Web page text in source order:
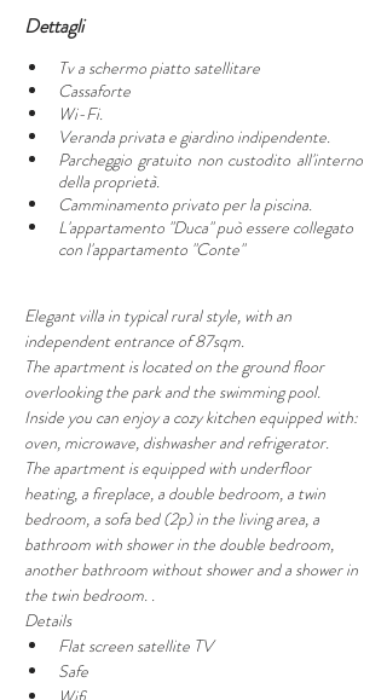
Dettagli
Tv a schermo piatto satellitare
Cassaforte
Wi-Fi.
Veranda privata e giardino indipendente.
Parcheggio gratuito non custodito all'interno
della proprietà.
Camminamento privato per la piscina.
L'appartamento "Duca" può essere collegato
con l'appartamento "Conte"
Elegant villa in typical rural style, with an
independent entrance of 87sqm.
The apartment is located on the ground floor
overlooking the park and the swimming pool.
Inside you can enjoy a cozy kitchen equipped with:
oven, microwave, dishwasher and refrigerator.
The apartment is equipped with underfloor
heating, a fireplace, a double bedroom, a twin
bedroom, a sofa bed (2p) in the living area, a
bathroom with shower in the double bedroom,
another bathroom without shower and a shower in
the twin bedroom. .
Details
Flat screen satellite TV
Safe